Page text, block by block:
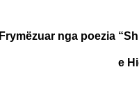
Frymëzuar nga poezia
e